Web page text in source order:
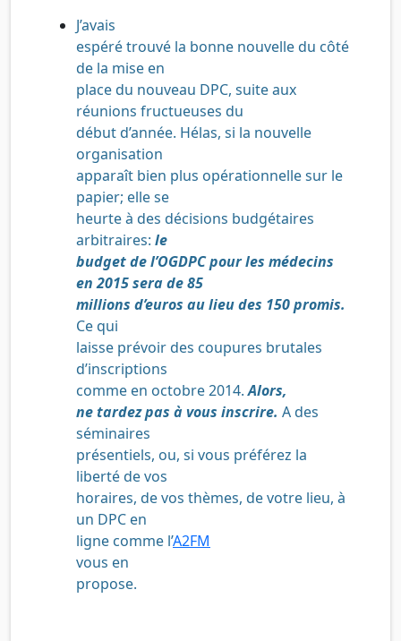
J’avais
espéré trouvé la bonne nouvelle du côté
de la mise en
place du nouveau DPC, suite aux
réunions fructueuses du
début d’année. Hélas, si la nouvelle
organisation
apparaît bien plus opérationnelle sur le
papier; elle se
heurte à des décisions budgétaires
arbitraires: le
budget de l’OGDPC pour les médecins
en 2015 sera de 85
millions d’euros au lieu des 150 promis.
Ce qui
laisse prévoir des coupures brutales
d’inscriptions
comme en octobre 2014.Alors,
ne tardez pas à vous inscrire. A des
séminaires
présentiels, ou, si vous préférez la
liberté de vos
horaires, de vos thèmes, de votre lieu, à
un DPC en
ligne comme l’A2FM
vous en
propose.